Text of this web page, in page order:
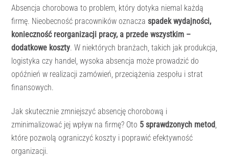
Absencja chorobowa to problem, który dotyka niemal każdą
firmę. Nieobecność pracowników oznacza spadek wydajności,
konieczność reorganizacji pracy, a przede wszystkim –
dodatkowe koszty. W niektórych branżach, takich jak produkcja,
logistyka czy handel, wysoka absencja może prowadzić do
opóźnień w realizacji zamówień, przeciążenia zespołu i strat
finansowych.
Jak skutecznie zmniejszyć absencję chorobową i
zminimalizować jej wpływ na firmę? Oto 5 sprawdzonych metod
które pozwolą ograniczyć koszty i poprawić efektywność
organizacji.